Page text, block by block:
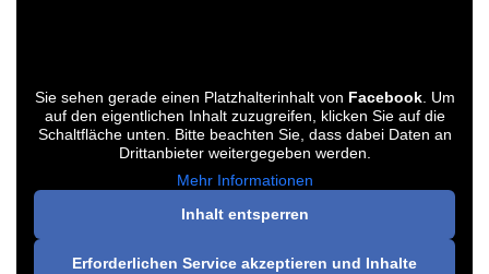
Sie sehen gerade einen Platzhalterinhalt von Facebook. Um
auf den eigentlichen Inhalt zuzugreifen, klicken Sie auf die
Schaltfläche unten. Bitte beachten Sie, dass dabei Daten an
Drittanbieter weitergegeben werden.
Mehr Informationen
Inhalt entsperren
Erforderlichen Service akzeptieren und Inhalte